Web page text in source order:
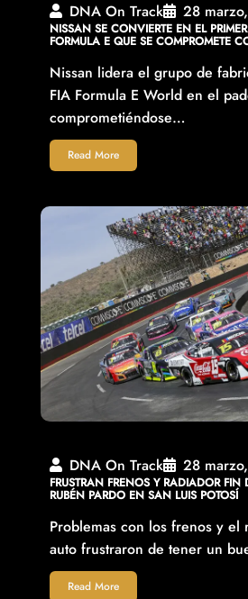
DNA On Track 28
NISSAN SE CONVIERTE EN EL
FORMULA E QUE SE COMPROMETE
Nissan lidera el grupo de
FIA Formula E World en el
comprometiéndose…
Read More
DNA On Track 28
FRUSTRAN FRENOS Y RADIADOR
RUBÉN PARDO EN SAN LUIS POTOSÍ
Problemas con los frenos y el
auto frustraron de tener un
Read More